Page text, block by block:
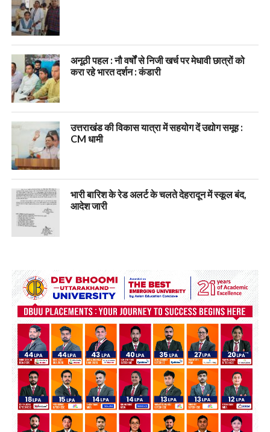
अनूठी पहल : नौ वर्षों से निजी खर्च पर मेधावी छात्रों को
करा रहे भारत दर्शन : कंडारी
उत्तराखंड की विकास यात्रा में सहयोग दें उद्योग समूह :
CM धामी
भारी बारिश के रेड अलर्ट के चलते देहरादून में स्कूल बंद,
आदेश जारी